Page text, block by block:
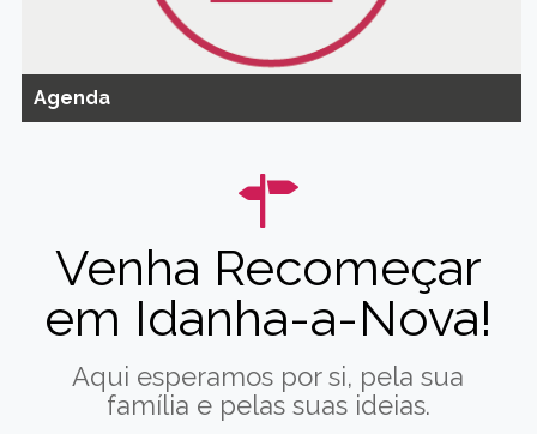
Agenda
Venha Recomeçar
em Idanha-a-Nova!
Aqui esperamos por si, pela sua
família e pelas suas ideias.